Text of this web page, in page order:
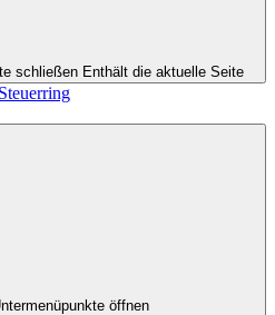
schließen Enthält die aktuelle Seite
öffnen